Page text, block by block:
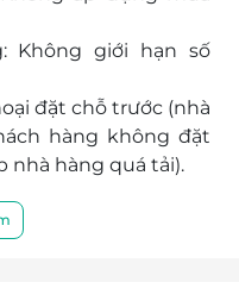
Không giới hạn số
đặt chỗ trước (nhà
hàng không đặt
hàng quá tải).
phường Bến